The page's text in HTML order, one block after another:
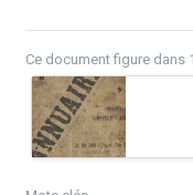
Ce document figure dans